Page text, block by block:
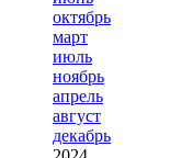
октябрь
март
июль
ноябрь
апрель
август
декабрь